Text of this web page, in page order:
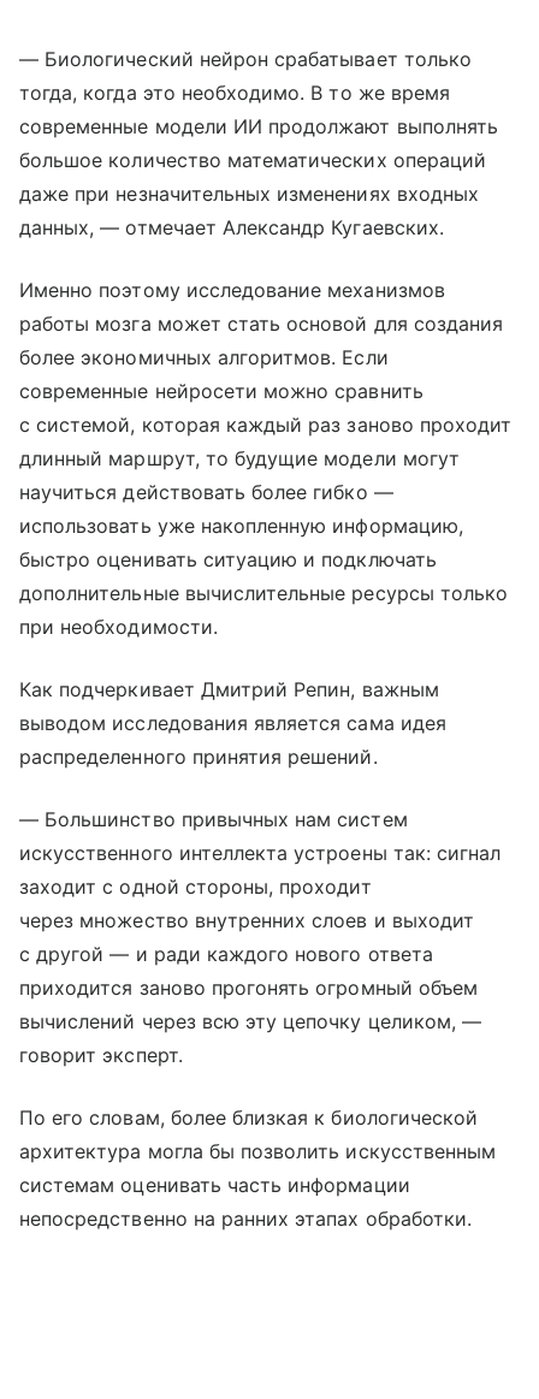
— Биологический нейрон срабатывает только
тогда, когда это необходимо. В то же время
современные модели ИИ продолжают выполнять
большое количество математических операций
даже при незначительных изменениях входных
данных, — отмечает Александр Кугаевских.
Именно поэтому исследование механизмов
работы мозга может стать основой для создания
более экономичных алгоритмов. Если
современные нейросети можно сравнить
с системой, которая каждый раз заново проходит
длинный маршрут, то будущие модели могут
научиться действовать более гибко —
использовать уже накопленную информацию,
быстро оценивать ситуацию и подключать
дополнительные вычислительные ресурсы только
при необходимости.
Как подчеркивает Дмитрий Репин, важным
выводом исследования является сама идея
распределенного принятия решений.
— Большинство привычных нам систем
искусственного интеллекта устроены так: сигнал
заходит с одной стороны, проходит
через множество внутренних слоев и выходит
с другой — и ради каждого нового ответа
приходится заново прогонять огромный объем
вычислений через всю эту цепочку целиком, —
говорит эксперт.
По его словам, более близкая к биологической
архитектура могла бы позволить искусственным
системам оценивать часть информации
непосредственно на ранних этапах обработки.